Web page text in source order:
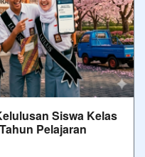
Siswa Kelas
Pelajaran